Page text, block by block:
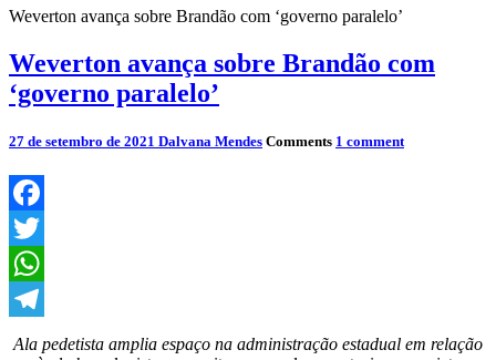
Weverton avança sobre Brandão com ‘governo paralelo’
Weverton avança sobre Brandão com
‘governo paralelo’
27 de setembro de 2021 Dalvana Mendes Comments 1 comment
Facebook
Twitter
WhatsApp
Telegram
Ala pedetista amplia espaço na administração estadual em relação